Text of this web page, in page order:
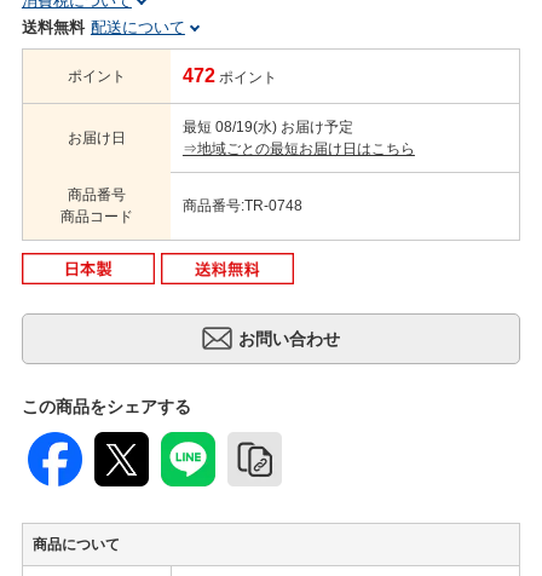
送料無料 配送について
ポイント 472 ポイント
お届け日
最短 08/19(水) お届け予定
⇒地域ごとの最短お届け日はこちら
商品番号
商品コード
商品番号:TR-0748
この商品をシェアする
商品について